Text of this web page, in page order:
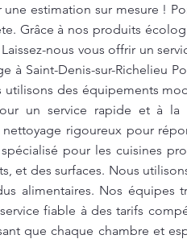
estimation sur mesure !
Grâce à nos produits
nous vous offrir un
à Saint-Denis-sur-Richelieu
des équipements
un service rapide et à
rigoureux pour
pour les cuisines
et des surfaces. Nous
alimentaires. Nos équipes
fiable à des tarifs
que chaque chambre et